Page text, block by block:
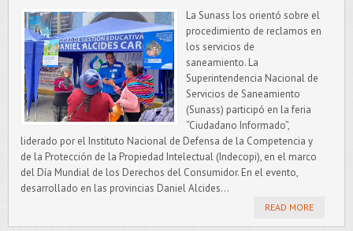
La Sunass los orientó sobre el
procedimiento de reclamos en
los servicios de
saneamiento. La
Superintendencia Nacional de
Servicios de Saneamiento
(Sunass) participó en la feria
“Ciudadano Informado”,
liderado por el Instituto Nacional de Defensa de la Competencia y
de la Protección de la Propiedad Intelectual (Indecopi), en el marco
del Día Mundial de los Derechos del Consumidor. En el evento,
desarrollado en las provincias Daniel Alcides...
READ MORE